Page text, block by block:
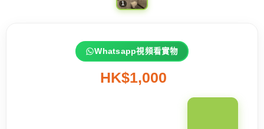
Whatsapp視頻看實物
HK$1,000